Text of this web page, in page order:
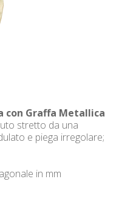
con Graffa Metallica
stretto da una
e piega irregolare;
in mm